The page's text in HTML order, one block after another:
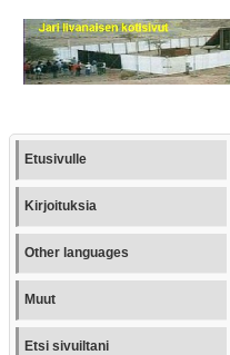
Etusivulle
Kirjoituksia
Other languages
Muut
Etsi sivuiltani